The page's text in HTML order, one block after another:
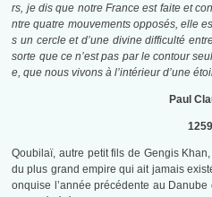
rs, je dis que notre France est faite et
ntre quatre mouvements opposés, elle
s un cercle et d’une divine difficulté
sorte que ce n’est pas par le contour
e, que nous vivons à l’intérieur d’une
Paul
1259
Qoubilaï, autre petit fils de Gengis
du plus grand empire qui ait jamais
onquise l’année précédente au Danube